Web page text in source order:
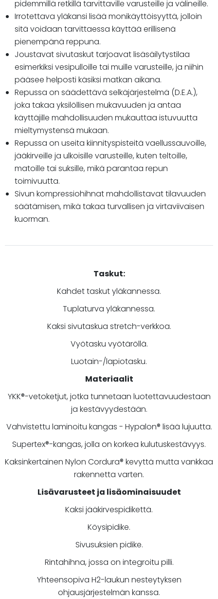
pidemmillä retkillä tarvittaville varusteille ja välineille.
Irrotettava yläkansi lisää monikäyttöisyyttä, jolloin
sitä voidaan tarvittaessa käyttää erillisenä
pienempänä reppuna.
Joustavat sivutaskut tarjoavat lisäsäilytystilaa
esimerkiksi vesipulloille tai muille varusteille, ja niihin
pääsee helposti käsiksi matkan aikana.
Repussa on säädettävä selkäjärjestelmä (D.E.A.),
joka takaa yksilöllisen mukavuuden ja antaa
käyttäjille mahdollisuuden mukauttaa istuvuutta
mieltymystensä mukaan.
Repussa on useita kiinnityspisteitä vaellussauvoille,
jääkirveille ja ulkoisille varusteille, kuten teltoille,
matoille tai suksille, mikä parantaa repun
toimivuutta.
Sivun kompressiohihnat mahdollistavat tilavuuden
säätämisen, mikä takaa turvallisen ja virtaviivaisen
kuorman.
Taskut:
Kahdet taskut yläkannessa.
Tuplaturva yläkannessa.
Kaksi sivutaskua stretch-verkkoa.
Vyötasku vyötäröllä.
Luotain-/lapiotasku.
Materiaalit
YKK®-vetoketjut, jotka tunnetaan luotettavuudestaan
ja kestävyydestään.
Vahvistettu laminoitu kangas - Hypalon® lisää lujuutta.
Supertex®-kangas, jolla on korkea kulutuskestävyys.
Kaksinkertainen Nylon Cordura® kevyttä mutta vankkaa
rakennetta varten.
Lisävarusteet ja lisäominaisuudet
Kaksi jääkirvespidikettä.
Köysipidike.
Sivusuksien pidike.
Rintahihna, jossa on integroitu pilli.
Yhteensopiva H2-laukun nesteytyksen
ohjausjärjestelmän kanssa.